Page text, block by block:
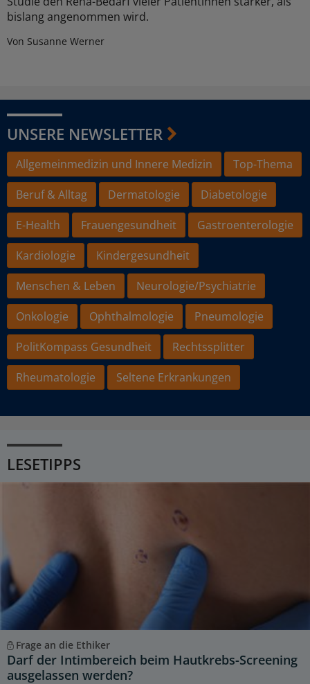
bislang angenommen wird.
Von Susanne Werner
UNSERE NEWSLETTER
Allgemeinmedizin und Innere Medizin
Top-Thema
Beruf & Alltag
Dermatologie
Diabetologie
E-Health
Frauengesundheit
Gastroenterologie
Kardiologie
Kindergesundheit
Menschen & Leben
Neurologie/Psychiatrie
Onkologie
Ophthalmologie
Pneumologie
PolitKompass Gesundheit
Rechtssplitter
Rheumatologie
Seltene Erkrankungen
LESETIPPS
Frage an die Ethiker
Darf der Intimbereich beim Hautkrebs-Screening
ausgelassen werden?